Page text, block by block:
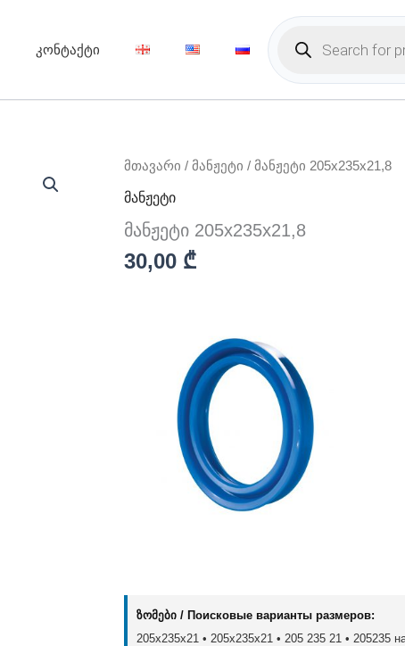
კონტაქტი
Products
search
მთავარი / მანჟეტი / მანჟეტი 205x235x21,8
მანჟეტი
მანჟეტი 205x235x21,8
30,00 ₾
ზომები / Поисковые варианты размеров:
205x235x21 • 205х235х21 • 205 235 21 • 205235
რაოდენობა:
205x235x21,8